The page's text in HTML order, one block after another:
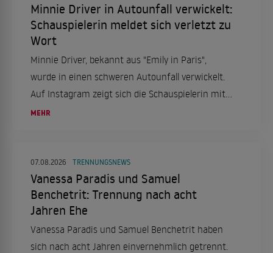
Minnie Driver in Autounfall verwickelt:
Schauspielerin meldet sich verletzt zu
Wort
Minnie Driver, bekannt aus "Emily in Paris",
wurde in einen schweren Autounfall verwickelt.
Auf Instagram zeigt sich die Schauspielerin mit
einer Halskrause und berichtet von dem Vorfall,
MEHR
07.08.2026 TRENNUNGSNEWS
Vanessa Paradis und Samuel
Benchetrit: Trennung nach acht
Jahren Ehe
Vanessa Paradis und Samuel Benchetrit haben
sich nach acht Jahren einvernehmlich getrennt.